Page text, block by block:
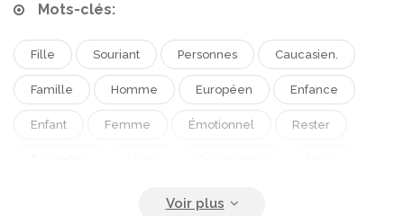
Mots-clés:
Fille Souriant Personnes Caucasien.
Famille Homme Européen Enfance
Enfant Femme Émotionnel Rester
Parents